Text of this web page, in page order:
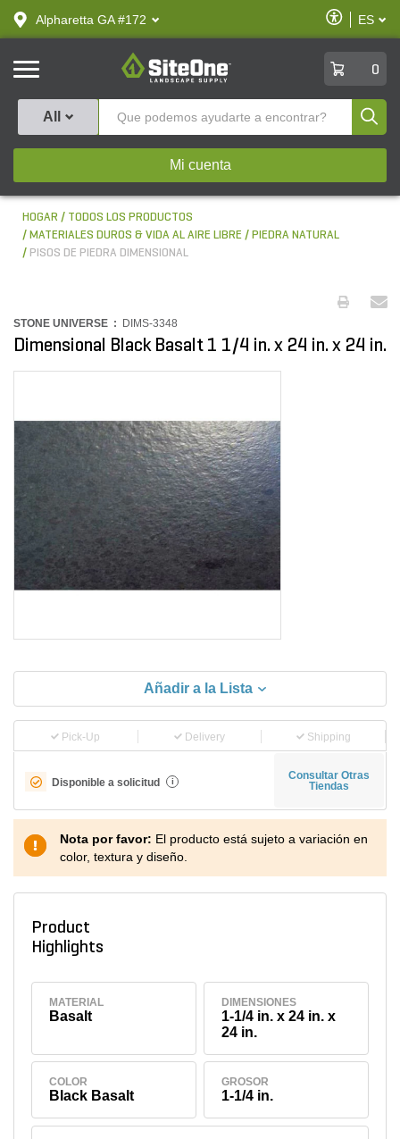
text.skipToContent
text.skipToNavigation
Alpharetta GA #172
Habilitar
ES
SiteOne
0
All
Mi cuenta
HOGAR
TODOS LOS PRODUCTOS
MATERIALES DUROS & VIDA AL AIRE LIBRE
PIEDRA NATURAL
PISOS DE PIEDRA DIMENSIONAL
STONE UNIVERSE : DIMS-3348
Dimensional Black Basalt 1 1/4 in. x 24 in. x 24 in.
Añadir a la Lista
Pick-Up Delivery Shipping
Disponible a solicitud i
Consultar Otras
Tiendas
Nota por favor: El producto está sujeto a variación en
color, textura y diseño.
Product
Highlights
MATERIAL
Basalt
DIMENSIONES
1-1/4 in. x 24 in. x
24 in.
COLOR
Black Basalt
GROSOR
1-1/4 in.